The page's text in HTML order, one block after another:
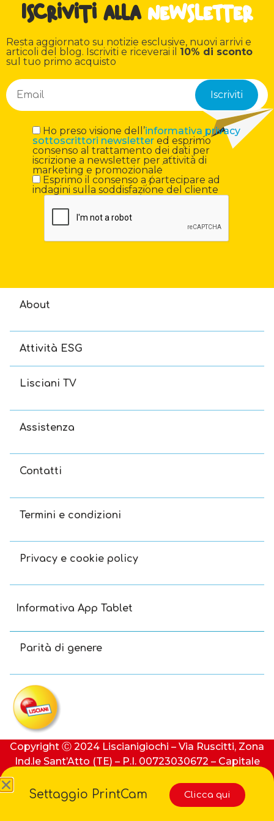
Iscriviti alla newsletter
Resta aggiornato su notizie esclusive, nuovi arrivi e
articoli del blog. Iscriviti e riceverai il 10% di sconto
sul tuo primo acquisto
Ho preso visione dell’informativa privacy
sottoscrittori newslettered esprimo
consenso al trattamento dei dati per
iscrizione a newsletter per attività di
marketing e promozionale
Esprimo il consenso a partecipare ad
indagini sulla soddisfazione del cliente
About
Attività ESG
Lisciani TV
Assistenza
Contatti
Termini e condizioni
Privacy e cookie policy
Informativa App Tablet
Parità di genere
Copyright Ⓒ 2024 Liscianigiochi – Via Ruscitti, Zona
Ind.le Sant’Atto (TE) – P.I. 00723030672 – Capitale
Settaggio PrintCam Clicca qui